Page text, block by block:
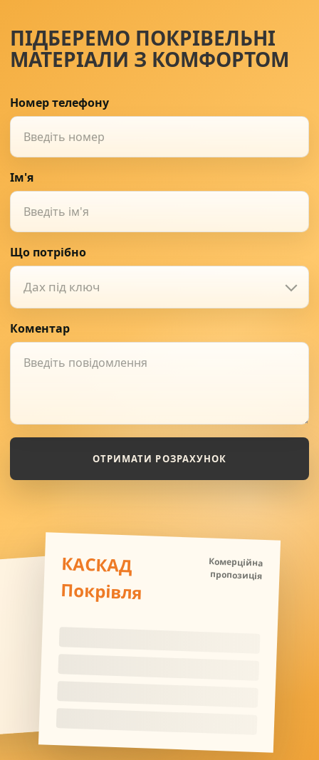
07 Солнце защита
ПІДБЕРЕМО ПОКРІВЕЛЬНІ
МАТЕРІАЛИ З КОМФОРТОМ
Номер телефону
Ім'я
Що потрібно
Дах під ключ
Коментар
ОТРИМАТИ РОЗРАХУНОК
КАСКАД
Покрівля
Комерційна
пропозиція